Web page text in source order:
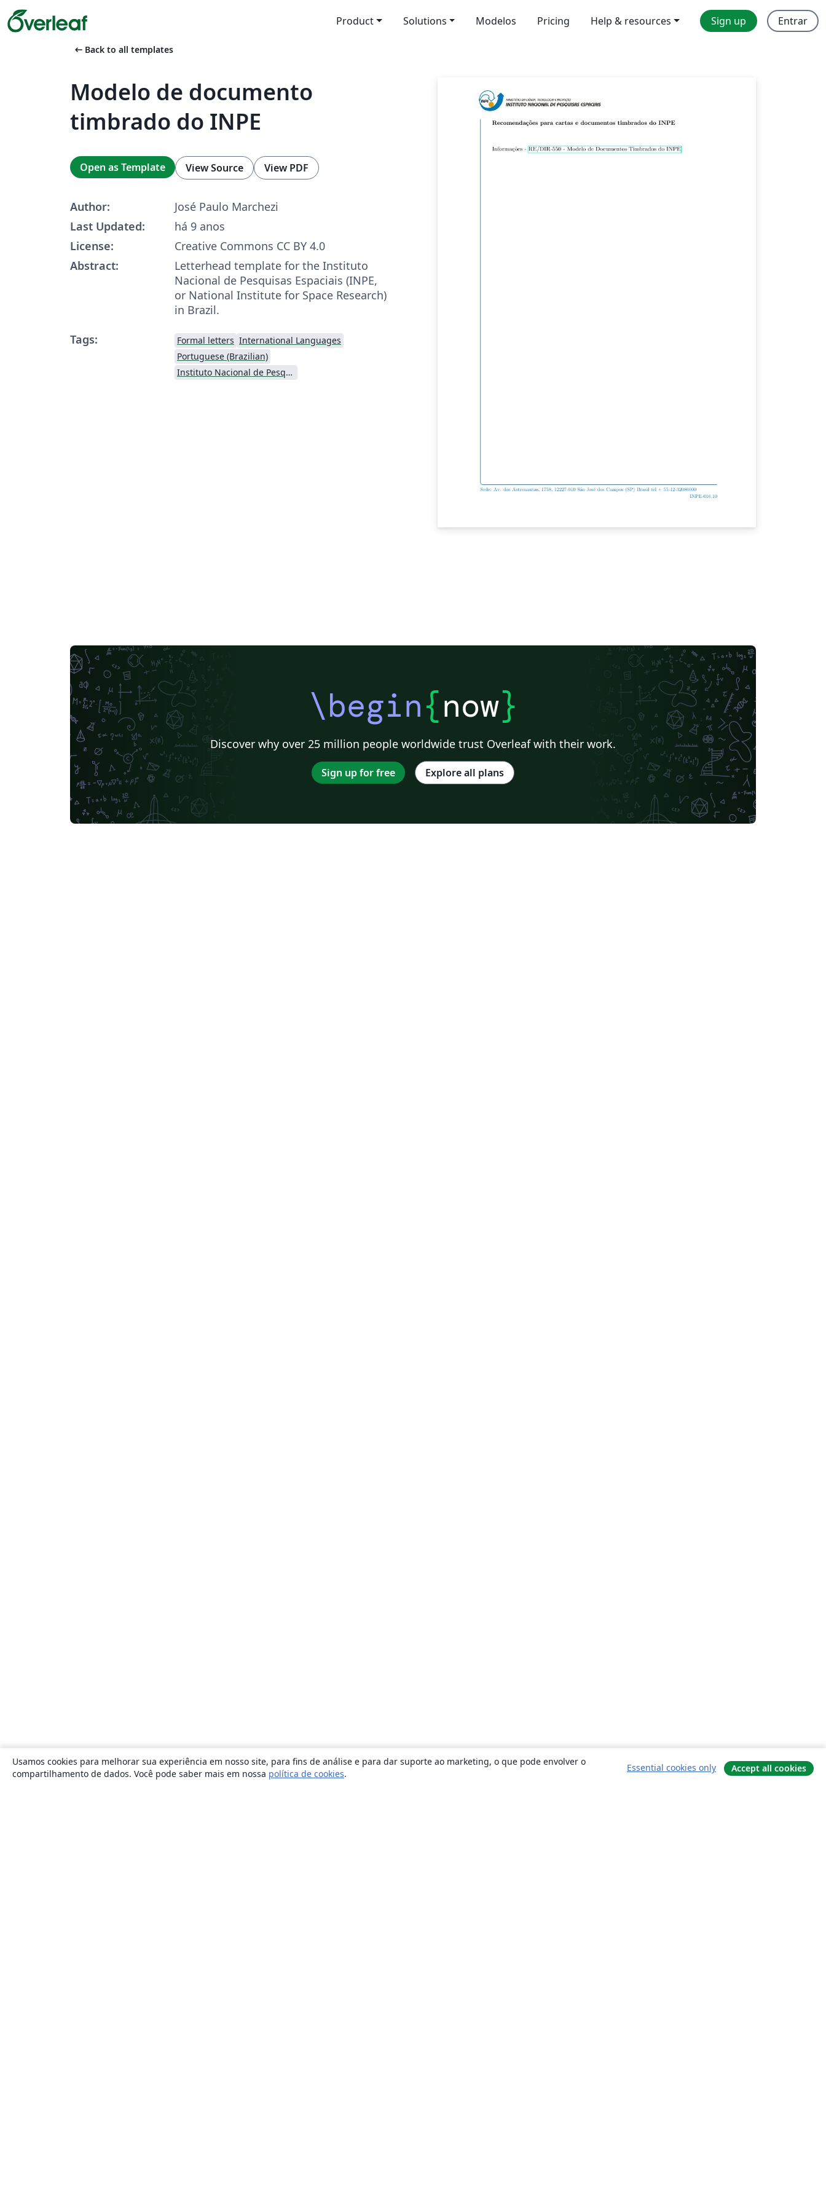
Product Solutions Modelos Pricing Help & resources Sign up Entrar
arrow_left_alt Back to all templates
Modelo de documento
timbrado do INPE
Open as Template View Source View PDF
Author:
José Paulo Marchezi
Last Updated:
há 9 anos
License:
Creative Commons CC BY 4.0
Abstract:
Letterhead template for the Instituto
Nacional de Pesquisas Espaciais (INPE,
or National Institute for Space Research)
in Brazil.
Tags:
Formal letters International Languages
Portuguese (Brazilian)
Instituto Nacional de Pesquisas Espaciais
\begin{now}
Discover why over 25 million people worldwide trust Overleaf with their work.
Sign up for free Explore all plans
Usamos cookies para melhorar sua experiência em nosso site, para fins de análise e para dar suporte ao marketing, o que pode envolver o
compartilhamento de dados. Você pode saber mais em nossa política de cookies.
Essential cookies only Accept all cookies